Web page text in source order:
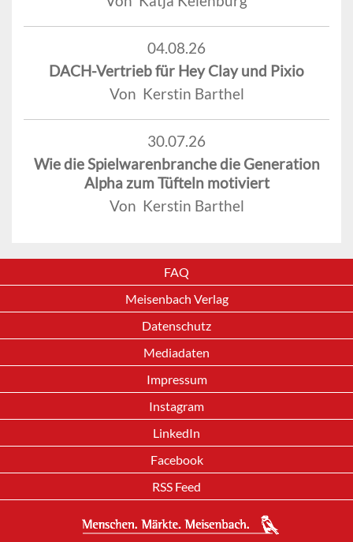
04.08.26
DACH-Vertrieb für Hey Clay und Pixio
Von Kerstin Barthel
30.07.26
Wie die Spielwarenbranche die Generation
Alpha zum Tüfteln motiviert
Von Kerstin Barthel
FAQ
Meisenbach Verlag
Datenschutz
Mediadaten
Impressum
Instagram
LinkedIn
Facebook
RSS Feed